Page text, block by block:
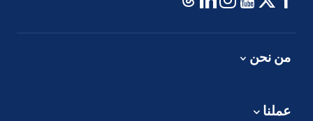
من نحن
عملنا